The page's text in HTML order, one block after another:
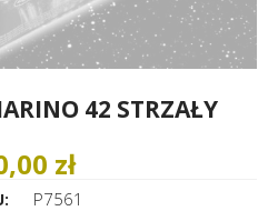
42 STRZAŁY
zł
P7561